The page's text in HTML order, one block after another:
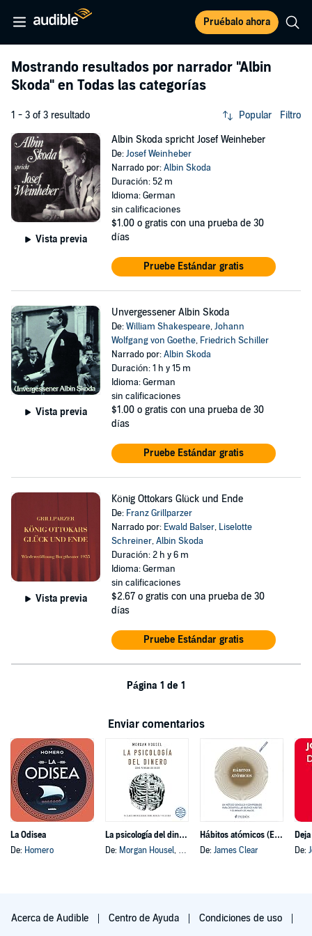
Pruébalo ahora
Mostrando resultados por narrador "Albin
Skoda" en Todas las categorías
1 - 3 of 3 resultado Popular Filtro
Vista previa
Albin Skoda spricht Josef Weinheber
De:Josef Weinheber
Narrado por:Albin Skoda
Duración: 52 m
Idioma: German
sin calificaciones
$1.00 o gratis con una prueba de 30
días
Pruebe Estándar gratis
Vista previa
Unvergessener Albin Skoda
De:William Shakespeare,Johann
Wolfgang von Goethe, Friedrich Schiller
Narrado por:Albin Skoda
Duración: 1 h y 15 m
Idioma: German
sin calificaciones
$1.00 o gratis con una prueba de 30
días
Pruebe Estándar gratis
Vista previa
König Ottokars Glück und Ende
De: Franz Grillparzer
Narrado por: Ewald Balser, Liselotte
Schreiner,Albin Skoda
Duración: 2 h y 6 m
Idioma: German
sin calificaciones
$2.67 o gratis con una prueba de 30
días
Pruebe Estándar gratis
Página 1 de 1
Enviar comentarios
La Odisea
De: Homero
La psicología del dinero
De: Morgan Housel, y otros
Hábitos atómicos (Español neutro)
De: James Clear
De:
Acerca de Audible Centro de Ayuda Condiciones de uso